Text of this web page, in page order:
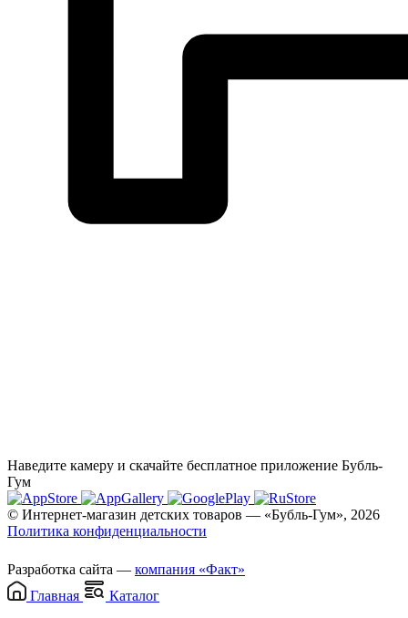
Наведите камеру и скачайте бесплатное приложение Бубль-
Гум
© Интернет-магазин детских товаров — «Бубль-Гум», 2026
Политика конфиденциальности
Разработка сайта — компания «Факт»
Главная
Каталог